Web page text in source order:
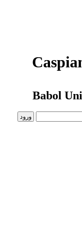
Babol